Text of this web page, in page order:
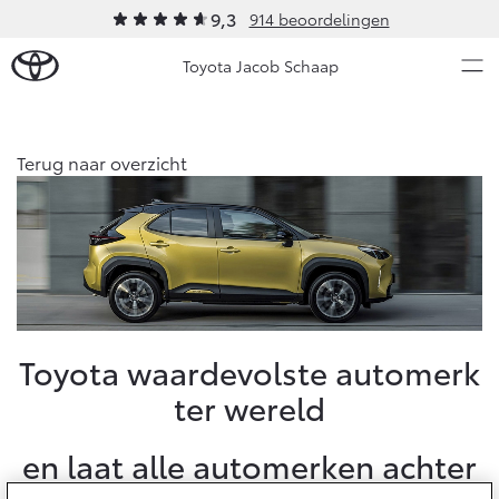
9,3 914 beoordelingen
Toyota Jacob Schaap
Ons bedrijf
Ons bedrijf
Onze medewerkers
Klachtenprocedure
Contact en Route
Sponsorbeleid
Vacatures
Aygo X
Vanaf € 23.750,-
Yaris
HYBRIDE
Vanaf € 27.195,-
Occasions
Diensten
Terug naar overzicht
Toyota waardevolste automerk
ter wereld
en laat alle automerken achter